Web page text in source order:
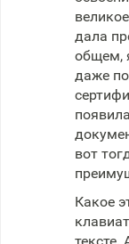
дала
общем,
даже
вот
Какое